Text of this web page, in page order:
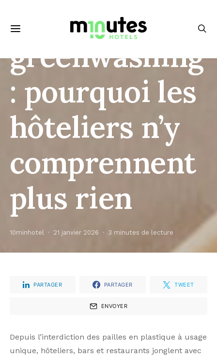
plastique et
greenwashing
: pourquoi les
hôteliers n’y
comprennent
plus rien
10minhotel 21 janvier 2026 3 minutes de lecture
PARTAGER PARTAGER TWEET
ENVOYER
Depuis l’interdiction des pailles en plastique à usage
unique, hôteliers, bars et restaurants jonglent avec